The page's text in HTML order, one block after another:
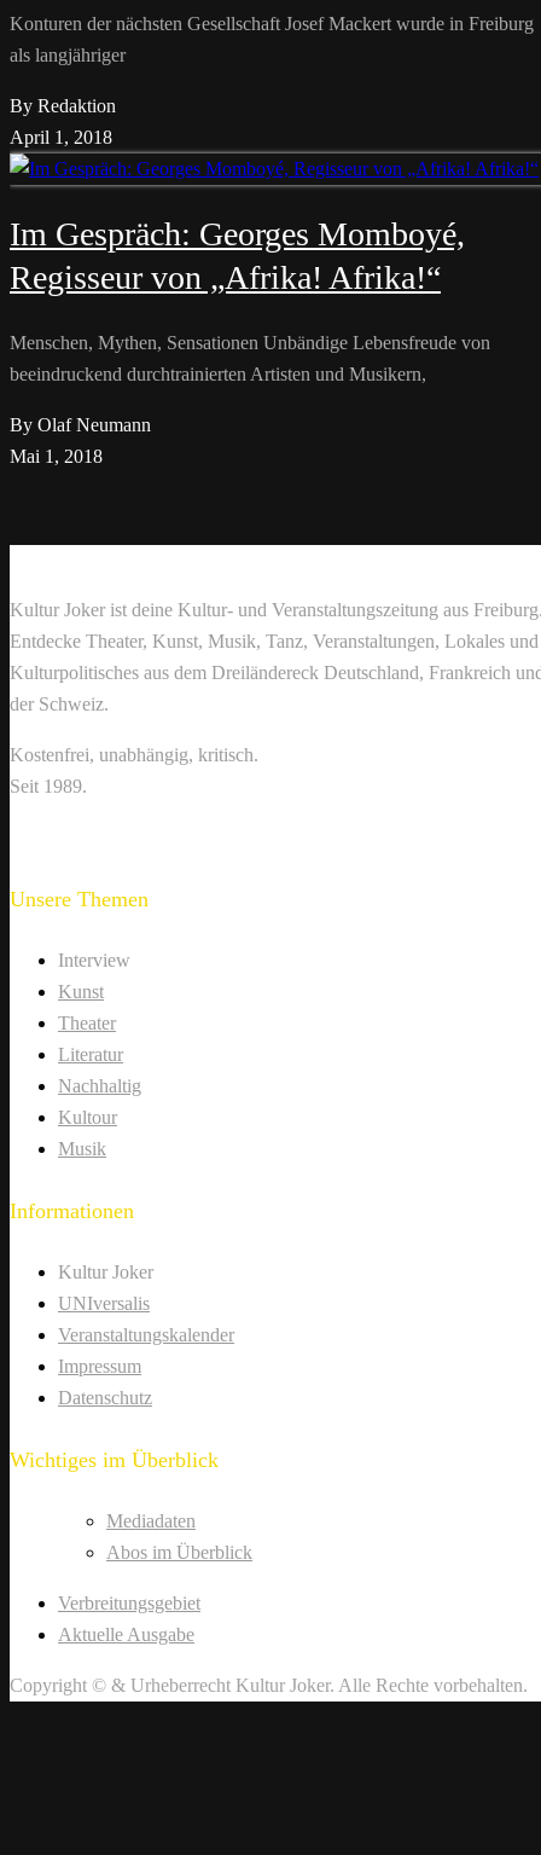
Konturen der nächsten Gesellschaft Josef Mackert wurde in Freiburg
als langjähriger
By Redaktion
April 1, 2018
Im Gespräch: Georges Momboyé,
Regisseur von „Afrika! Afrika!“
Menschen, Mythen, Sensationen Unbändige Lebensfreude von
beeindruckend durchtrainierten Artisten und Musikern,
By Olaf Neumann
Mai 1, 2018
Kultur Joker ist deine Kultur- und Veranstaltungszeitung aus
Entdecke Theater, Kunst, Musik, Tanz, Veranstaltungen, Lokales und
Kulturpolitisches aus dem Dreiländereck Deutschland, Frankreich
der Schweiz.
Kostenfrei, unabhängig, kritisch.
Seit 1989.
Unsere Themen
Interview
Kunst
Theater
Literatur
Nachhaltig
Kultour
Musik
Informationen
Kultur Joker
UNIversalis
Veranstaltungskalender
Impressum
Datenschutz
Wichtiges im Überblick
Mediadaten
Abos im Überblick
Verbreitungsgebiet
Aktuelle Ausgabe
Copyright © & Urheberrecht Kultur Joker. Alle Rechte vorbehalten.